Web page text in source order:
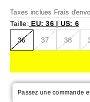
Taxes inclues Frais
Taille: EU: 36 | US: 6
36 37 38
Passez une commande